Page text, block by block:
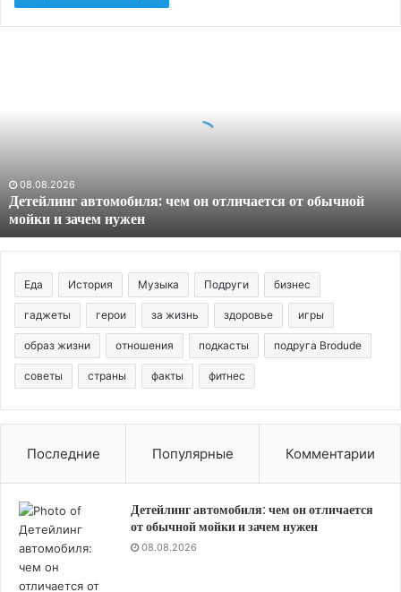
мойки
зачем
нужен
08.08.2026
Детейлинг автомобиля: чем он отличается от обычной
мойки и зачем нужен
Еда История Музыка Подруги бизнес
гаджеты герои за жизнь здоровье игры
образ жизни отношения подкасты подруга Brodude
советы страны факты фитнес
Последние Популярные Комментарии
Детейлинг автомобиля: чем он отличается
от обычной мойки и зачем нужен
08.08.2026